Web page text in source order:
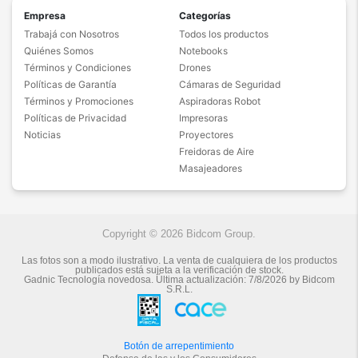
Empresa
Trabajá con Nosotros
Quiénes Somos
Términos y Condiciones
Políticas de Garantía
Términos y Promociones
Políticas de Privacidad
Noticias
Categorías
Todos los productos
Notebooks
Drones
Cámaras de Seguridad
Aspiradoras Robot
Impresoras
Proyectores
Freidoras de Aire
Masajeadores
Copyright © 2026 Bidcom Group.
Las fotos son a modo ilustrativo. La venta de cualquiera de los productos
publicados está sujeta a la verificación de stock.
Gadnic Tecnología novedosa.Última actualización: 7/8/2026 by Bidcom
S.R.L.
Botón de arrepentimiento